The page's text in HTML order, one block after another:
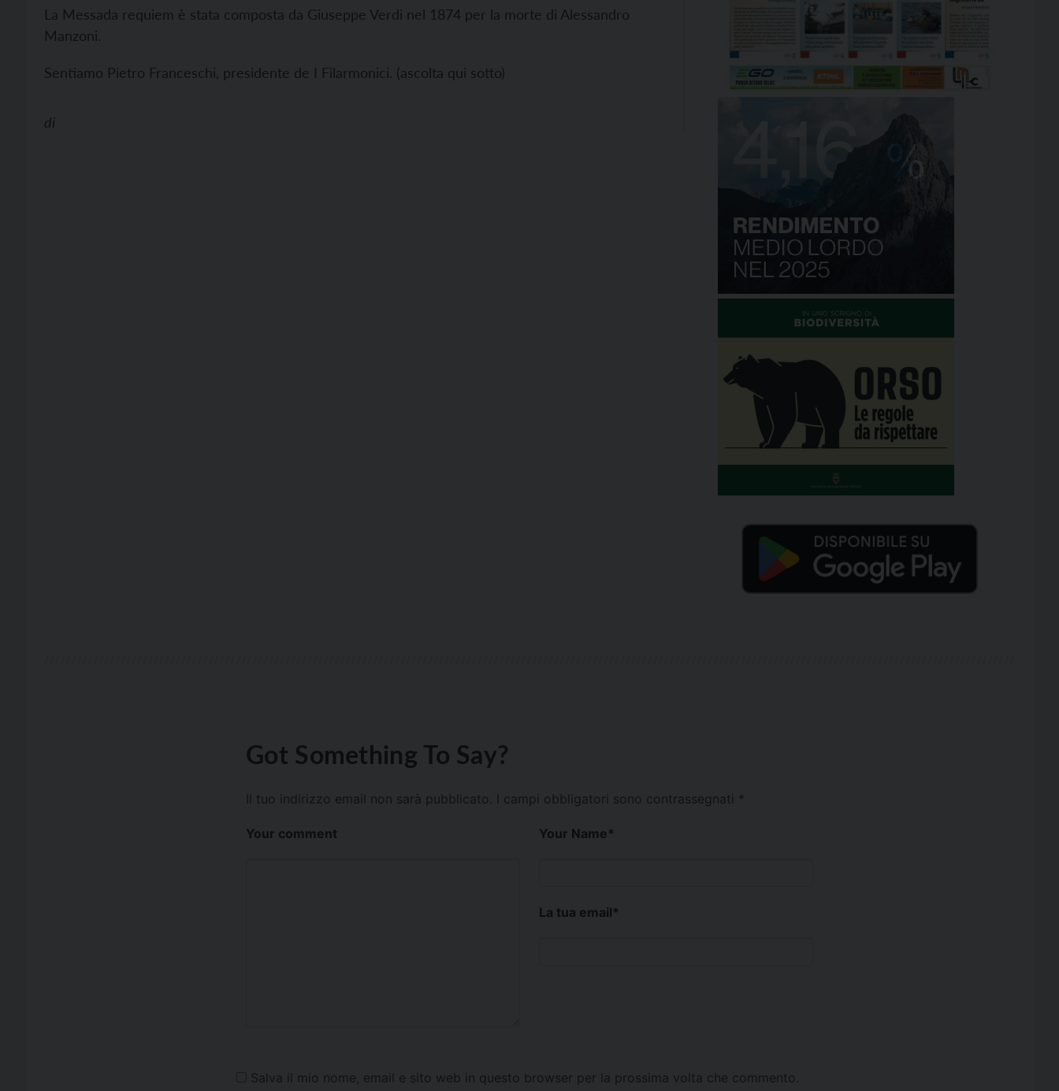
La Messada requiem è stata composta da Giuseppe Verdi nel 1874 per la morte di Alessandro
Manzoni.
Sentiamo Pietro Franceschi, presidente de I Filarmonici. (ascolta qui sotto)
di
Got Something To Say?
Il tuo indirizzo email non sarà pubblicato. I campi obbligatori sono contrassegnati *
Your comment Your Name*
La tua email*
Salva il mio nome, email e sito web in questo browser per la prossima volta che commento.